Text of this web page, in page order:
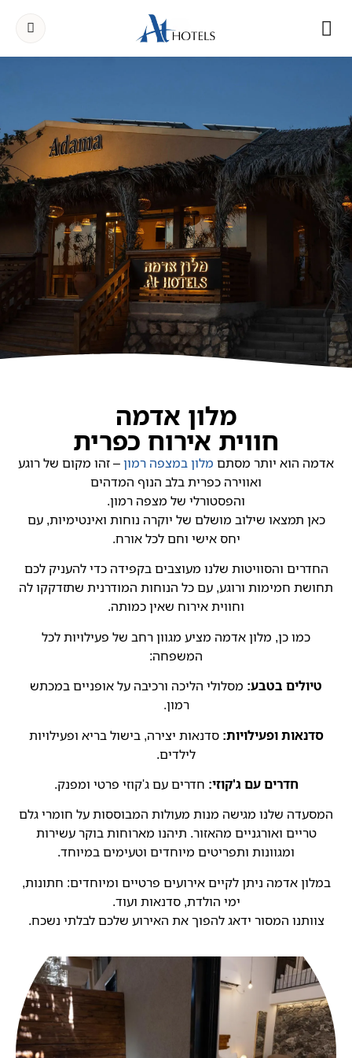
מלון אדמה
חווית אירוח כפרית
אדמה הוא יותר מסתם מלון במצפה רמון– זהו מקום של רוגע
ואווירה כפרית בלב הנוף המדהים
והפסטורלי של מצפה רמון.
כאן תמצאו שילוב מושלם של יוקרה נוחות ואינטימיות, עם
יחס אישי וחם לכל אורח.
החדרים והסוויטות שלנו מעוצבים בקפידה כדי להעניק לכם
תחושת חמימות ורוגע, עם כל הנוחות המודרנית שתזדקקו לה
וחווית אירוח שאין כמותה.
כמו כן, מלון אדמה מציע מגוון רחב של פעילויות לכל
המשפחה:
טיולים בטבע: מסלולי הליכה ורכיבה על אופניים במכתש
רמון.
סדנאות ופעילויות: סדנאות יצירה, בישול בריא ופעילויות
לילדים.
חדרים עם ג'קוזי: חדרים עם ג'קוזי פרטי ומפנק.
המסעדה שלנו מגישה מנות מעולות המבוססות על חומרי גלם
טריים ואורגניים מהאזור. תיהנו מארוחות בוקר עשירות
ומגוונות ותפריטים מיוחדים וטעימים במיוחד.
במלון אדמה ניתן לקיים אירועים פרטיים ומיוחדים: חתונות,
ימי הולדת, סדנאות ועוד.
צוותנו המסור ידאג להפוך את האירוע שלכם לבלתי נשכח.